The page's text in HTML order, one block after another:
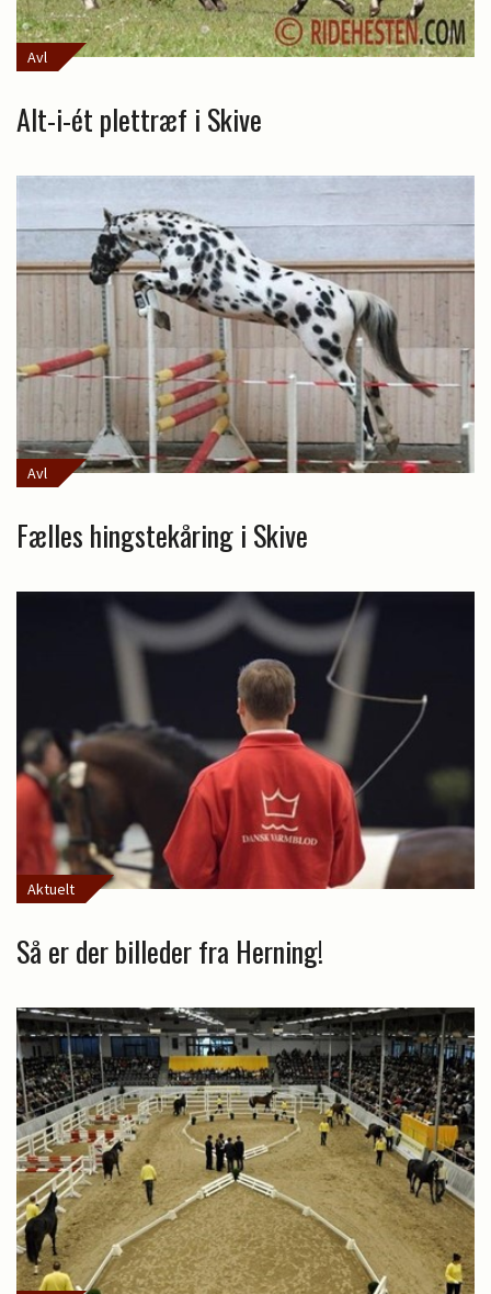
Avl
Alt-i-ét plettræf i Skive
Avl
Fælles hingstekåring i Skive
Aktuelt
Så er der billeder fra Herning!